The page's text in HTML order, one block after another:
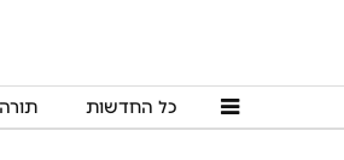
כל החדשות תורה